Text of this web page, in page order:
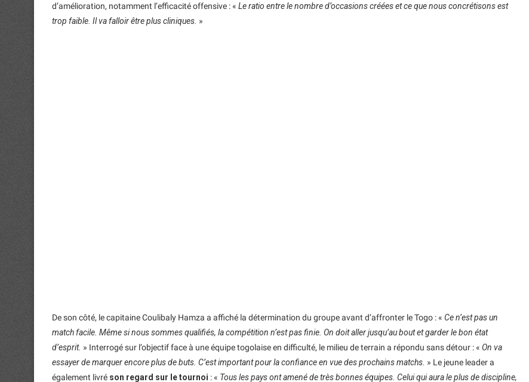
d’amélioration, notamment l’efficacité offensive : « Le ratio entre le nombre d’occasions créées et ce que nous concrétisons est
trop faible. Il va falloir être plus cliniques. »
De son côté, le capitaine Coulibaly Hamza a affiché la détermination du groupe avant d’affronter le Togo : « Ce n’est pas un
match facile. Même si nous sommes qualifiés, la compétition n’est pas finie. On doit aller jusqu’au bout et garder le bon état
d’esprit. » Interrogé sur l’objectif face à une équipe togolaise en difficulté, le milieu de terrain a répondu sans détour : « On va
essayer de marquer encore plus de buts. C’est important pour la confiance en vue des prochains matchs. » Le jeune leader a
également livré son regard sur le tournoi : « Tous les pays ont amené de très bonnes équipes. Celui qui aura le plus de discipline,